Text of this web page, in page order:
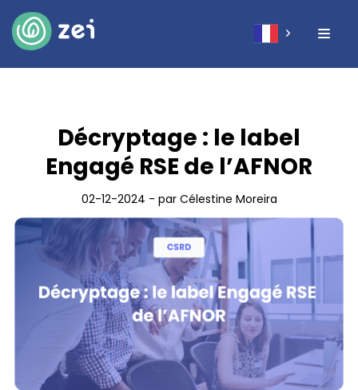
Décryptage : le label
Engagé RSE de l’AFNOR
02-12-2024 - par Célestine Moreira